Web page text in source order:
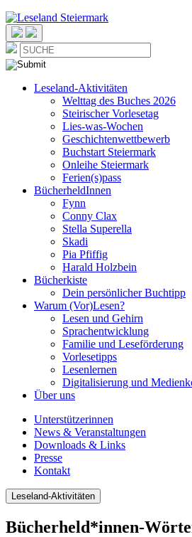
Leseland-Aktivitäten
Welttag des Buches 2026
Steirischer Vorlesetag
Lies-was-Wochen
Geschichtenwettbewerb
Buchstart Steiermark
Onleihe Steiermark
Ferien(s)pass
BücherheldInnen
Fynn
Conny Clax
Stella Superella
Skadi
Pia Pfiffig
Harald Holzbein
Bücherkiste
Dein persönlicher Buchtipp
Warum (Vor)Lesen?
Lesen und Gehirn
Sprachentwicklung
Familie und Leseförderung
Vorlesetipps
Lesenlernen
Digitalisierung und
Über uns
Unterstützerinnen
News & Veranstaltungen
Downloads & Links
Presse
Kontakt
Leseland-Aktivitäten
Bücherheld*innen-